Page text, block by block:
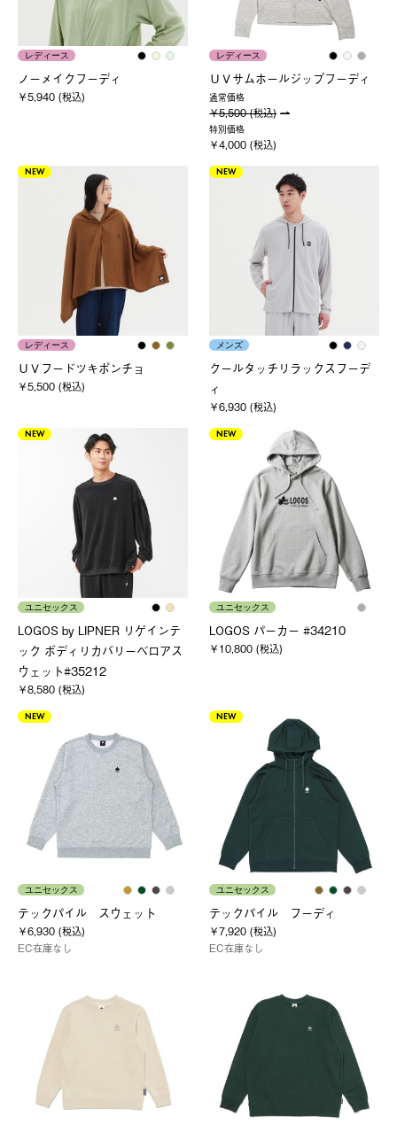
レディース
ノーメイクフーディ
￥5,940 (税込)
レディース
ＵＶサムホールジップフーディ
通常価格
￥5,500 (税込)
特別価格
￥4,000 (税込)
NEW
レディース
ＵＶフードツキポンチョ
￥5,500 (税込)
NEW
メンズ
クールタッチリラックスフーデ
ィ
￥6,930 (税込)
NEW
ユニセックス
LOGOS by LIPNER リゲインテ
ック ボディリカバリーベロアス
ウェット#35212
￥8,580 (税込)
NEW
ユニセックス
LOGOS パーカー #34210
￥10,800 (税込)
NEW
ユニセックス
テックパイル スウェット
￥6,930 (税込)
EC在庫なし
NEW
ユニセックス
テックパイル フーディ
￥7,920 (税込)
EC在庫なし